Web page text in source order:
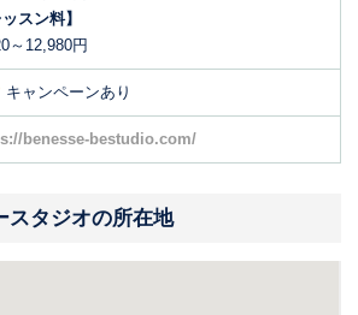
ッスン料】
～12,980円
キャンペーンあり
benesse-bestudio.com/
スタジオの所在地